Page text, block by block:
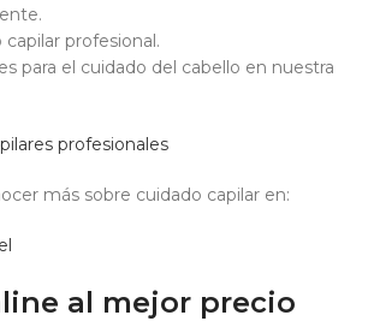
profesional.
para el cuidado del cabello en nuestra
profesionales
más sobre cuidado capilar en:
al mejor precio